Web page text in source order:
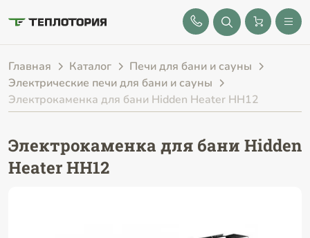
8 (843) 212-25-32
Главная Каталог
Печи для бани и сауны
Электрические печи для бани и сауны
Электрокаменка для бани Hidden Heater HH12
Электрокаменка для бани Hidden
Heater HH12